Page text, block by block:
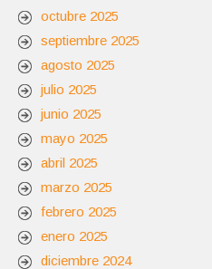
octubre 2025
septiembre 2025
agosto 2025
julio 2025
junio 2025
mayo 2025
abril 2025
marzo 2025
febrero 2025
enero 2025
diciembre 2024